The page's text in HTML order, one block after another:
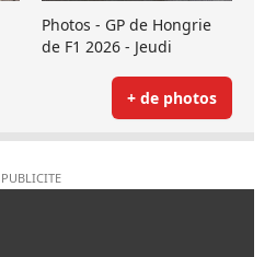
Photos - GP de Hongrie
de F1 2026 - Jeudi
+ de photos